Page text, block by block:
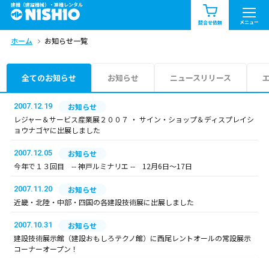
建機（建設機械）・重機レンタル
問合せ依頼 メニュー
商品一覧 お知らせ一覧
問合せ依頼リスト
エリア情報を見る
中部
九州・沖縄（外部）
ホーム お知らせ一覧
全てのお知らせ お知らせ ニュースリリース
2007.12.19
お知らせ
レジャー＆サービス産業展２００７ ・ サイン・ショップ＆ディスプレイシ
ョウナゴヤに出展しました
2007.12.05
お知らせ
今年で１３回目 -- 神戸ルミナリエ -- 12月6日～17日
2007.11.20
お知らせ
近畿・北陸・中部・四国の各建設技術展に出展しました
2007.10.31
お知らせ
建設技術展示館（建設おもしろテクノ館）に西尾レントオールの常設展示
コーナーオープン！